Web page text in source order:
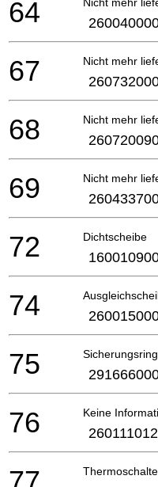
64
Nicht mehr
67
Nicht mehr
68
Nicht mehr
69
Dichtscheibe
72
74
75
Keine
76